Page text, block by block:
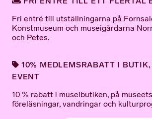
Fri entré till utställningarna på
Konstmuseum och museigårdarna
och Petes.
10% MEDLEMSRABATT I
EVENT
10 % rabatt i museibutiken, på
föreläsningar, vandringar och